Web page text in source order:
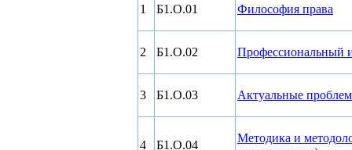
1 Б1.О.01 Философия права
2 Б1.О.02 Профессиональный
3 Б1.О.03 Актуальные
4 Б1.О.04
Методика и